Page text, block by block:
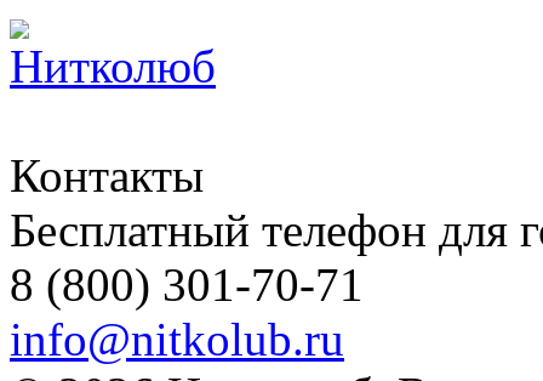
Контакты
Бесплатный телефон для
8 (800) 301-70-71
info@nitkolub.ru